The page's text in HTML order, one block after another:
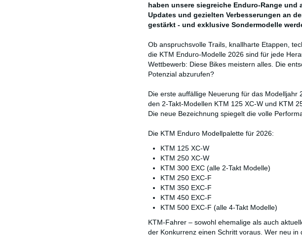
haben unsere siegreiche Enduro-Range
Updates und gezielten Verbesserungen an
gestärkt - und exklusive Sondermodelle
Ob anspruchsvolle Trails, knallharte Etappen,
die KTM Enduro-Modelle 2026 sind für jede
Wettbewerb: Diese Bikes meistern alles. Die
Potenzial abzurufen?
Die erste auffällige Neuerung für das
den 2-Takt-Modellen KTM 125 XC-W und KTM
Die neue Bezeichnung spiegelt die volle
Die KTM Enduro Modellpalette für 2026:
KTM 125 XC-W
KTM 250 XC-W
KTM 300 EXC (alle 2-Takt Modelle)
KTM 250 EXC-F
KTM 350 EXC-F
KTM 450 EXC-F
KTM 500 EXC-F (alle 4-Takt Modelle)
KTM-Fahrer – sowohl ehemalige als auch
der Konkurrenz einen Schritt voraus. Wer neu